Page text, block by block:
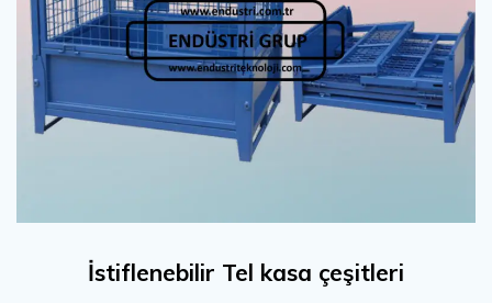
İstiflenebilir Tel kasa çeşitleri